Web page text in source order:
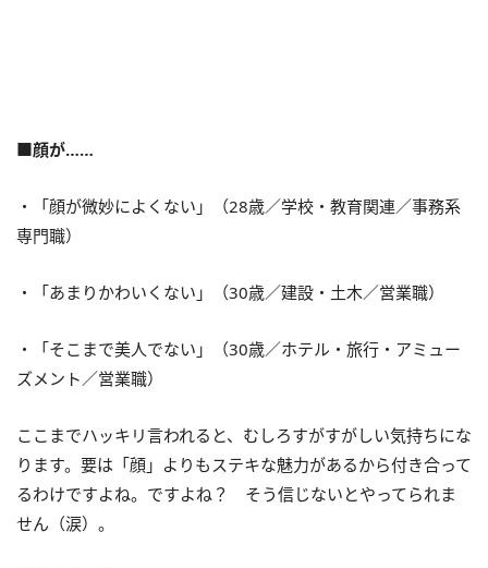
■顔が……
・「顔が微妙によくない」（28歳／学校・教育関連／事務系
専門職）
・「あまりかわいくない」（30歳／建設・土木／営業職）
・「そこまで美人でない」（30歳／ホテル・旅行・アミュー
ズメント／営業職）
ここまでハッキリ言われると、むしろすがすがしい気持ちにな
ります。要は「顔」よりもステキな魅力があるから付き合って
るわけですよね。ですよね？ そう信じないとやってられま
せん（涙）。